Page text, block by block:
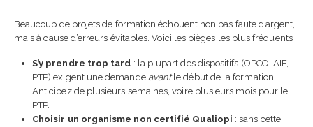
Beaucoup de projets de formation échouent non pas faute d’argent,
mais à cause d’erreurs évitables. Voici les pièges les plus fréquents :
S’y prendre trop tard : la plupart des dispositifs (OPCO, AIF,
PTP) exigent une demande avantle début de la formation.
Anticipez de plusieurs semaines, voire plusieurs mois pour le
PTP.
Choisir un organisme non certifié Qualiopi : sans cette